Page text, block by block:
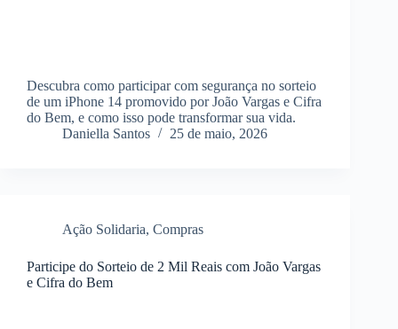
Descubra como participar com segurança no sorteio
de um iPhone 14 promovido por João Vargas e Cifra
do Bem, e como isso pode transformar sua vida.
Daniella Santos
25 de maio, 2026
Ação Solidaria, Compras
Participe do Sorteio de 2 Mil Reais com João Vargas
e Cifra do Bem